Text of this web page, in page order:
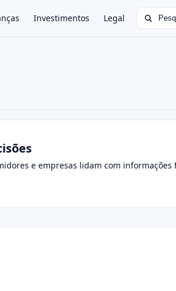
Investimentos Legal Buscar
e empresas lidam com informações